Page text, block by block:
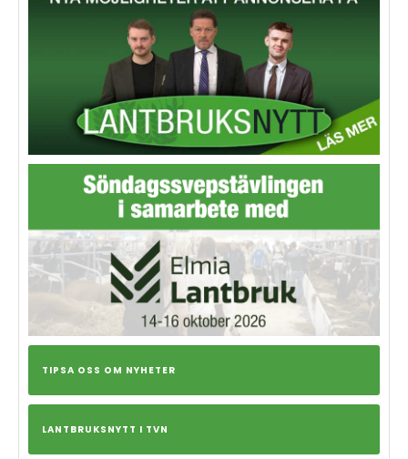
TIPSA OSS OM NYHETER
LANTBRUKSNYTT I TVN